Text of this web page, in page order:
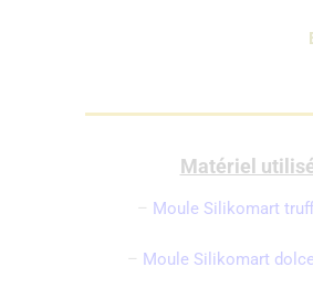
Matériel
– Moule Silikomart
– Moule Silikomart